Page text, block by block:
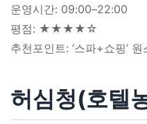
운영시간: 09:00–22:00
평점: ★★★★☆
추천포인트: ‘스파+쇼핑’
허심청(호텔